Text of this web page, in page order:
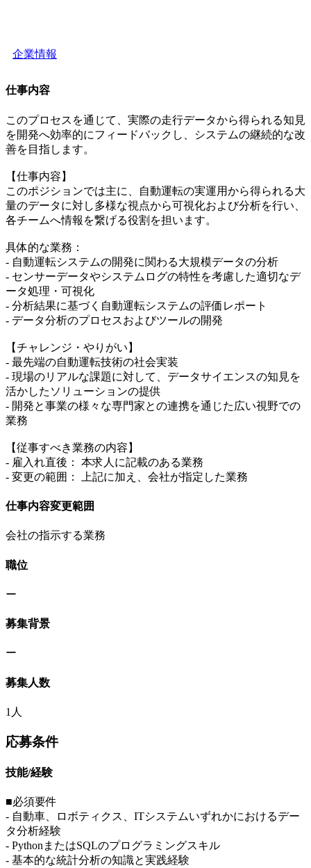
企業情報
仕事内容
このプロセスを通じて、実際の走行データから得られる知見
を開発へ効率的にフィードバックし、システムの継続的な改
善を目指します。
【仕事内容】
このポジションでは主に、自動運転の実運用から得られる大
量のデータに対し多様な視点から可視化および分析を行い、
各チームへ情報を繋げる役割を担います。
具体的な業務：
- 自動運転システムの開発に関わる大規模データの分析
- センサーデータやシステムログの特性を考慮した適切なデ
ータ処理・可視化
- 分析結果に基づく自動運転システムの評価レポート
- データ分析のプロセスおよびツールの開発
【チャレンジ・やりがい】
- 最先端の自動運転技術の社会実装
- 現場のリアルな課題に対して、データサイエンスの知見を
活かしたソリューションの提供
- 開発と事業の様々な専門家との連携を通じた広い視野での
業務
【従事すべき業務の内容】
- 雇入れ直後： 本求人に記載のある業務
- 変更の範囲： 上記に加え、会社が指定した業務
仕事内容変更範囲
会社の指示する業務
職位
ー
募集背景
ー
募集人数
1人
応募条件
技能/経験
■必須要件
- 自動車、ロボティクス、ITシステムいずれかにおけるデー
タ分析経験
- PythonまたはSQLのプログラミングスキル
- 基本的な統計分析の知識と実践経験